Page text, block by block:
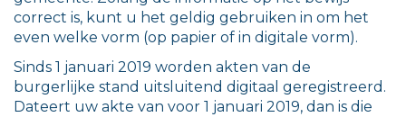
correct is, kunt u het geldig gebruiken in om het
even welke vorm (op papier of in digitale vorm).
Sinds 1 januari 2019 worden akten van de
burgerlijke stand uitsluitend digitaal geregistreerd.
Dateert uw akte van voor 1 januari 2019, dan is die